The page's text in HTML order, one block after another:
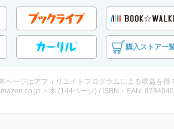
購入ストア一
ページはアフィリエイトプログラムによる収益を得
・本 (144ページ) / ISBN・EAN: